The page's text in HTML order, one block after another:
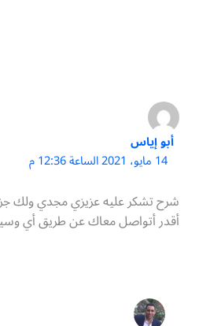
أبو إياس
14 مايو، 2021 الساعة 12:36 م
شرح تشكر عليه عزيزي مجدي ولك
أقدر أتواصل معاك عن طريق أي